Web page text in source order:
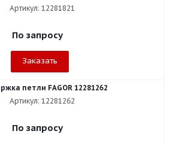
Артикул: 12281821
По запросу
Заказать
петли FAGOR 12281262
Артикул: 12281262
По запросу